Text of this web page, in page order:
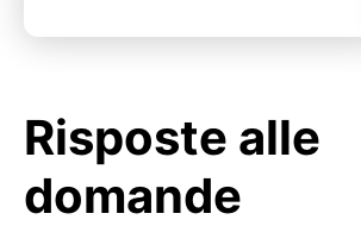
Risposte alle
domande